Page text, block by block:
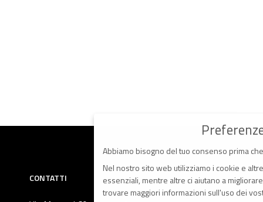
CONTATTI
Abbiamo bisogno del tuo consenso prima
Nel nostro sito web utilizziamo i cookie e
essenziali, mentre altre ci aiutano a
trovare maggiori informazioni sull'uso dei